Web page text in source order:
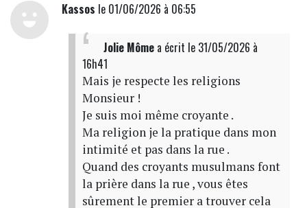
Kassos le 01/06/2026 à 06:55
Jolie Mômea écrit le 31/05/2026 à
16h41
Mais je respecte les religions
Monsieur !
Je suis moi même croyante .
Ma religion je la pratique dans mon
intimité et pas dans la rue .
Quand des croyants musulmans font
la prière dans la rue , vous êtes
sûrement le premier a trouver cela